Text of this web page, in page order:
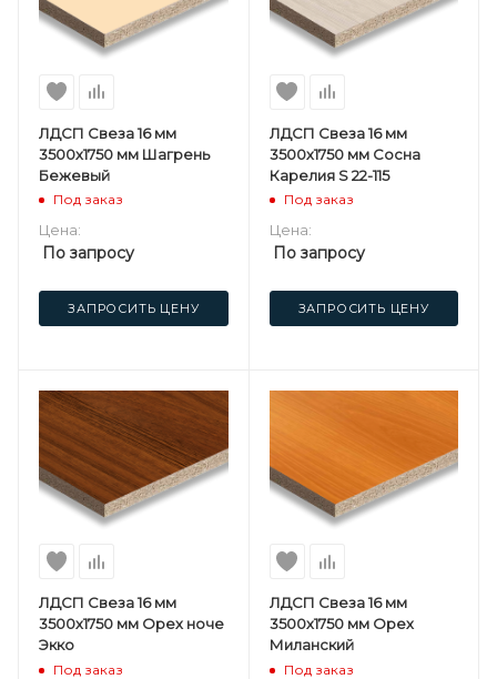
ЛДСП Свеза 16 мм
3500х1750 мм Шагрень
Бежевый
Под заказ
Цена:
По запросу
ЗАПРОСИТЬ ЦЕНУ
ЛДСП Свеза 16 мм
3500х1750 мм Сосна
Карелия S 22-115
Под заказ
Цена:
По запросу
ЗАПРОСИТЬ ЦЕНУ
ЛДСП Свеза 16 мм
3500х1750 мм Орех ноче
Экко
Под заказ
ЛДСП Свеза 16 мм
3500х1750 мм Орех
Миланский
Под заказ